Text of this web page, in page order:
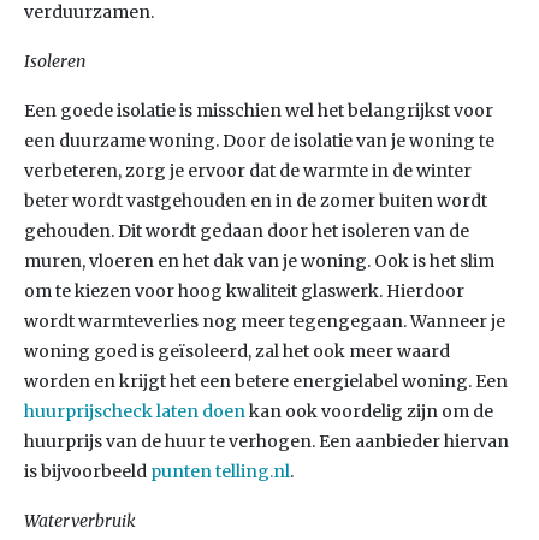
verduurzamen.
Isoleren
Een goede isolatie is misschien wel het belangrijkst voor
een duurzame woning. Door de isolatie van je woning te
verbeteren, zorg je ervoor dat de warmte in de winter
beter wordt vastgehouden en in de zomer buiten wordt
gehouden. Dit wordt gedaan door het isoleren van de
muren, vloeren en het dak van je woning. Ook is het slim
om te kiezen voor hoog kwaliteit glaswerk. Hierdoor
wordt warmteverlies nog meer tegengegaan. Wanneer je
woning goed is geïsoleerd, zal het ook meer waard
worden en krijgt het een betere energielabel woning. Een
huurprijscheck laten doenkan ook voordelig zijn om de
huurprijs van de huur te verhogen. Een aanbieder hiervan
is bijvoorbeeld punten telling.nl.
Waterverbruik